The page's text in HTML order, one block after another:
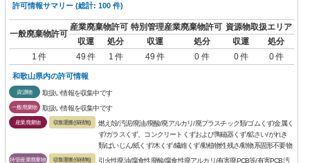
許可情報サマリー (総計: 100 件)
一般廃棄物許可
産業廃棄物許可 特別管理産業廃棄物許可 資源物取扱エリア
収運
処分 収運 処分 収運
処分
1 件
49 件 1 件 49 件 0 件 0 件 0 件
和歌山県内の許可情報
資源物 取扱い情報を収集中です
一般廃棄物 取扱い情報を収集中です
産業廃棄物 収集運搬(保積無)
燃え殻/汚泥/廃油/廃酸/廃アルカリ/廃プラスチック類/ゴムくず/金属く
ず/ガラスくず、コンクリートくずおよび陶磁器くず/鉱さい/がれき
類/ばいじん/紙くず/木くず/繊維くず/動植物性残さ/動物系固形不要物
特管産業廃棄物 収集運搬(保積無)
引火性廃油/腐食性廃酸/腐食性廃アルカリ/有害廃PCB等/有害PCB汚